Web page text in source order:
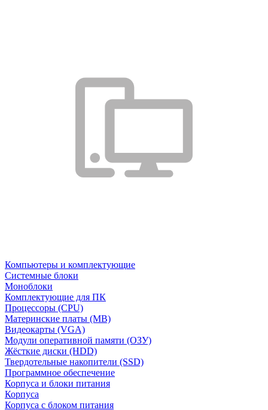
Компьютеры и комплектующие
Системные блоки
Моноблоки
Комплектующие для ПК
Процессоры (CPU)
Материнские платы (MB)
Видеокарты (VGA)
Модули оперативной памяти (ОЗУ)
Жёсткие диски (HDD)
Твердотельные накопители (SSD)
Программное обеспечение
Корпуса и блоки питания
Корпуса
Корпуса с блоком питания